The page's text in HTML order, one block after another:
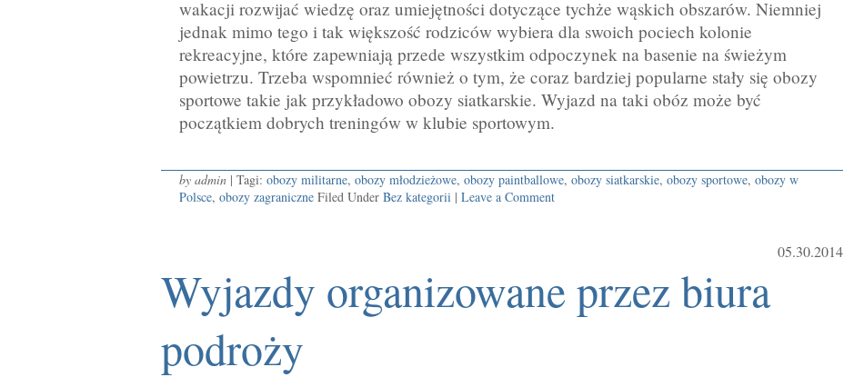
wakacji rozwijać wiedzę oraz umiejętności dotyczące tychże wąskich obszarów. Niemniej
jednak mimo tego i tak większość rodziców wybiera dla swoich pociech kolonie
rekreacyjne, które zapewniają przede wszystkim odpoczynek na basenie na świeżym
powietrzu. Trzeba wspomnieć również o tym, że coraz bardziej popularne stały się obozy
sportowe takie jak przykładowo obozy siatkarskie. Wyjazd na taki obóz może być
początkiem dobrych treningów w klubie sportowym.
by admin | Tagi: obozy militarne, obozy młodzieżowe, obozy paintballowe, obozy siatkarskie, obozy sportowe, obozy w
Polsce, obozy zagraniczne Filed Under Bez kategorii | Leave a Comment
05.30.2014
Wyjazdy organizowane przez biura
podroży